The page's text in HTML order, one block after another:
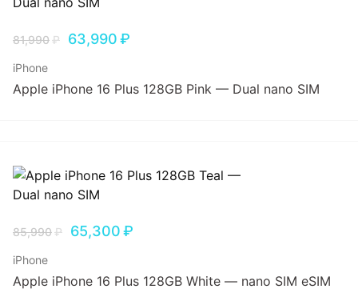
81,990₽ 63,990₽
iPhone
Apple iPhone 16 Plus 128GB Pink — Dual nano SIM
85,990₽ 65,300₽
iPhone
Apple iPhone 16 Plus 128GB White — nano SIM eSIM